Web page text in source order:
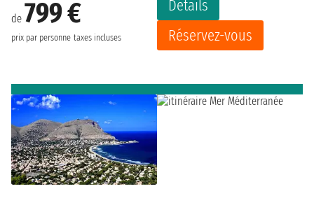
de 799 €
prix par personne taxes incluses
Détails
Réservez-vous